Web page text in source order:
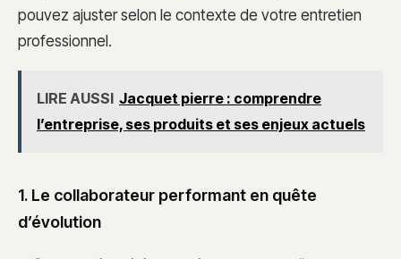
pouvez ajuster selon le contexte de votre entretien
professionnel.
LIRE AUSSI Jacquet pierre : comprendre
l’entreprise, ses produits et ses enjeux actuels
1. Le collaborateur performant en quête
d’évolution